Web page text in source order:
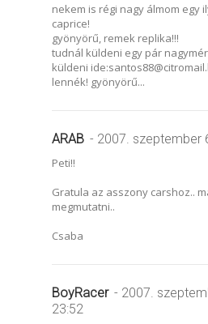
nekem is régi nagy álmom egy
caprice!
gyönyörű, remek replika!!!
tudnál küldeni egy pár
küldeni
lennék! gyönyörű...
ARAB - 2007. szeptember
Peti!!
Gratula az asszony carshoz..
megmutatni..
Csaba
BoyRacer - 2007.
23:52